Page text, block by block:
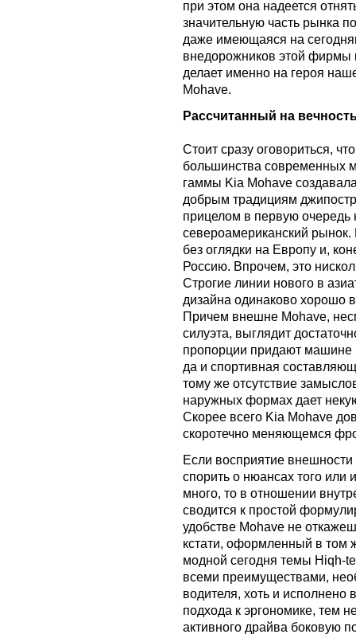
при этом она надеется
значительную часть рынка
даже имеющаяся на
внедорожников этой фирмы
делает именно на героя
Mohave.
Рассчитанный на
Стоит сразу оговориться,
большинства современных
гаммы Kia Mohave
добрым традициям
прицелом в первую очередь
североамериканский
без оглядки на Европу и,
Россию. Впрочем, это
Строгие линии нового в
дизайна одинаково хорошо
Причем внешне Mohave,
силуэта, выглядит
пропорции придают машине
да и спортивная
тому же отсутствие
наружных формах дает
Скорее всего Kia Mohave
скоротечно меняющемся
Если восприятие
спорить о нюансах того
много, то в отношении
сводится к простой
удобстве Mohave не
кстати, оформленный в том
модной сегодня темы Hiqh-
всеми преимуществами,
водителя, хоть и исполнено
подхода к эргономике, тем
активного драйва боковую